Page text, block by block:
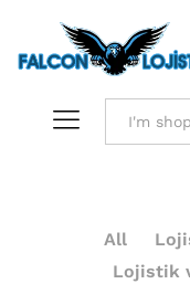
All
Lojistik